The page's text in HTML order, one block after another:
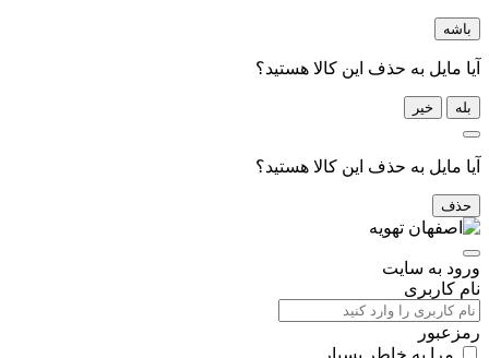
باشه
آیا مایل به حذف این کالا هستید؟
بله خیر
آیا مایل به حذف این کالا هستید؟
حذف
ورود به سایت
نام کاربری
رمزعبور
مرا به خاطر بسپار